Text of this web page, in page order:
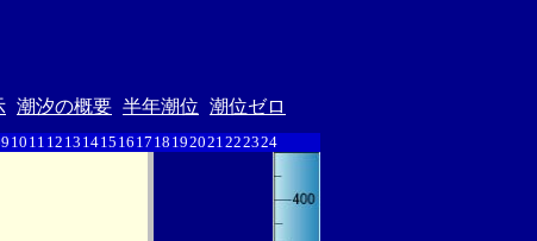
潮汐の概要 半年潮位 潮位ゼロ
10 11 12 13 1415 16 17 18 192021222324